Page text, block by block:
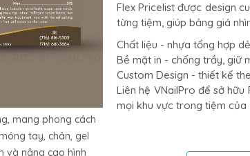
mang phong cách
tay, chân, gel
và nâng cao hình
Flex Pricelist được design
từng tiệm, giúp bảng giá
Chất liệu - nhựa tổng hợp
Bề mặt in - chống trầy, giữ
Custom Design - thiết kế
Liên hệ VNailPro để sở
mọi khu vực trong tiệm của